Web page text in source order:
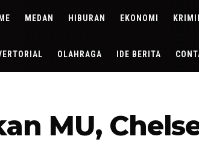
MEDAN HIBURAN EKONOMI
OLAHRAGA IDE BERITA
MU,